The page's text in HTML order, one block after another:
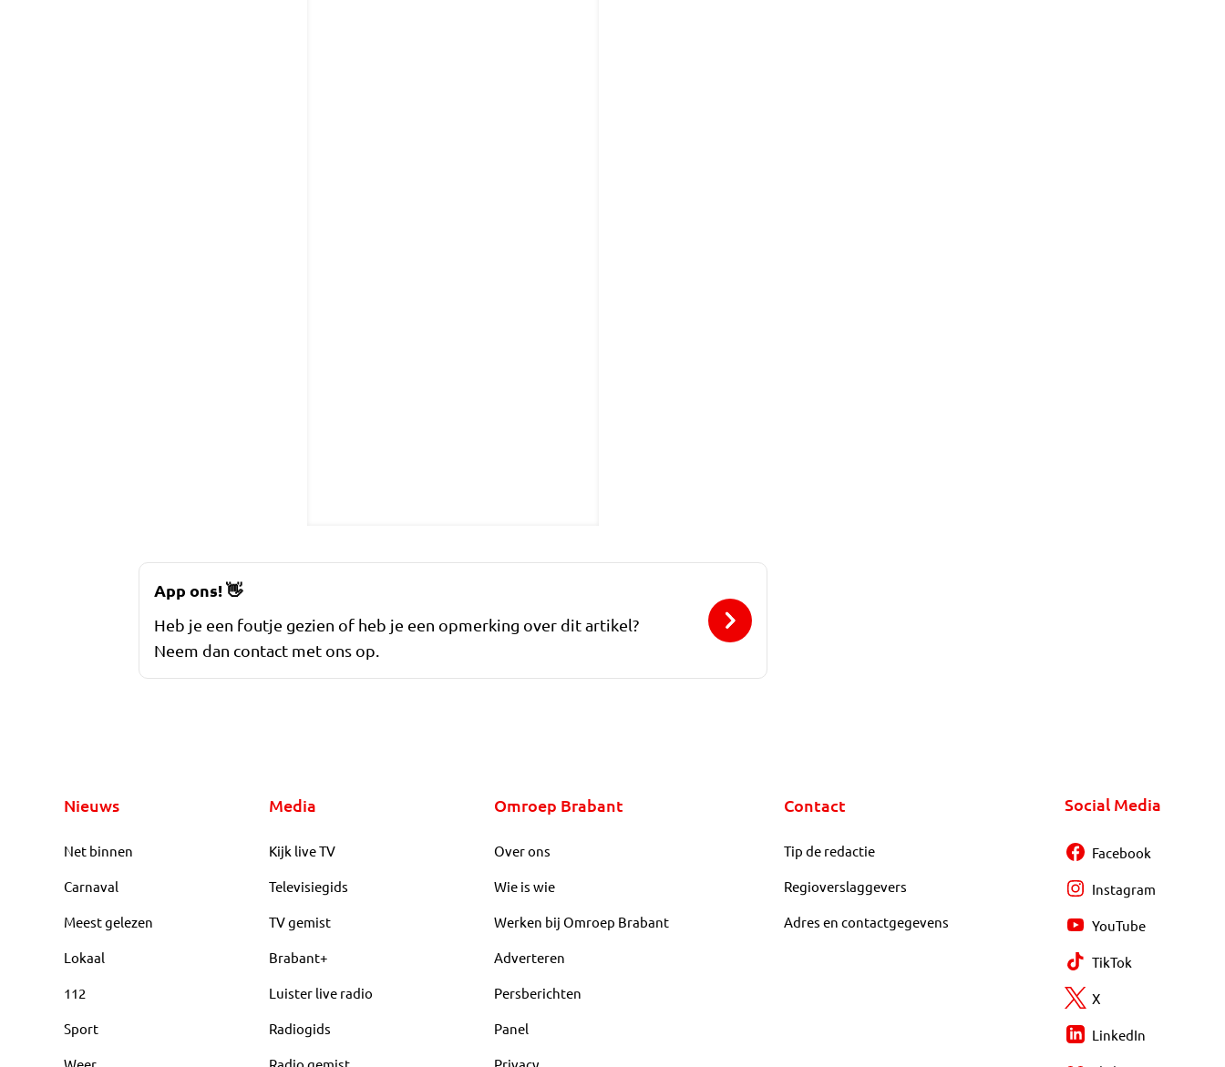
App ons!👋
Heb je een foutje gezien of heb je een opmerking over dit artikel?
Neem dan contact met ons op.
Nieuws
Net binnen
Carnaval
Meest gelezen
Lokaal
112
Sport
Media
Kijk live TV
Televisiegids
TV gemist
Brabant+
Luister live radio
Radiogids
Omroep Brabant
Over ons
Wie is wie
Werken bij Omroep Brabant
Adverteren
Persberichten
Panel
Contact
Tip de redactie
Regioverslaggevers
Adres en contactgegevens
Social Media
Facebook
Instagram
YouTube
TikTok
X
LinkedIn